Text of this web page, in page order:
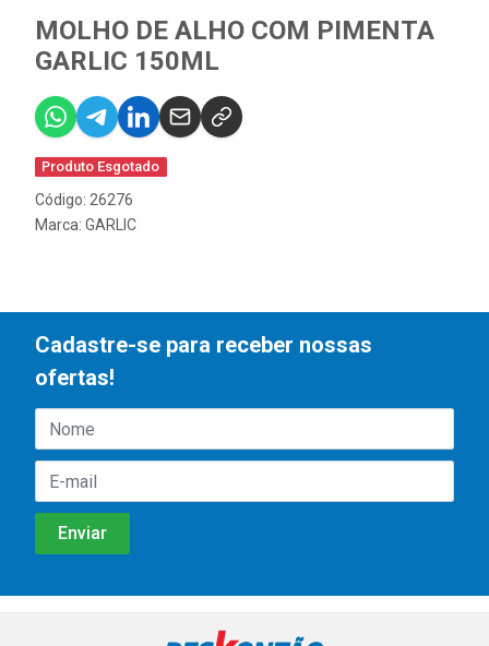
MOLHO DE ALHO COM PIMENTA
GARLIC 150ML
Produto Esgotado
Código: 26276
Marca: GARLIC
Cadastre-se para receber nossas
ofertas!